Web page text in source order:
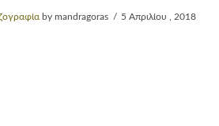
by mandragoras 5 Απριλίου , 2018